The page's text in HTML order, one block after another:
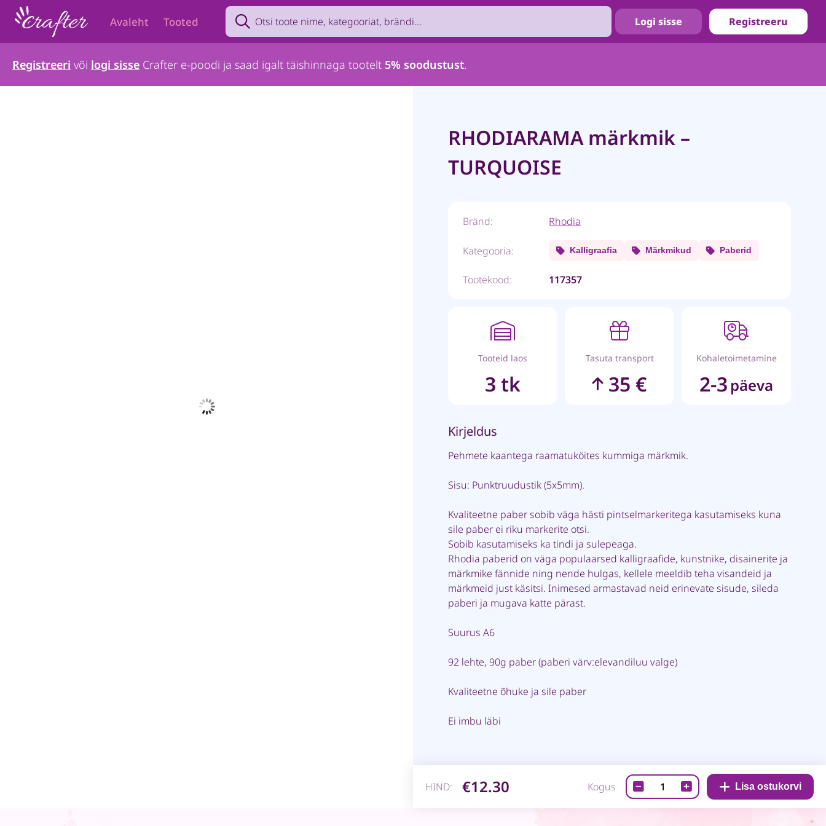
Avaleht Tooted
Search product by name, brand, category...
Logi sisse Registreeru
Registreeri või logi sisse Crafter e-poodi ja saad igalt täishinnaga tootelt 5% soodustust.
RHODIARAMA märkmik –
TURQUOISE
Bränd: Rhodia
Kategooria: Kalligraafia Märkmikud Paberid
Tootekood: 117357
Tooteid laos
3 tk
Tasuta transport
35 €
Kohaletoimetamine
2-3 päeva
Kirjeldus
Pehmete kaantega raamatuköites kummiga märkmik.
Sisu: Punktruudustik (5x5mm).
Kvaliteetne paber sobib väga hästi pintselmarkeritega kasutamiseks kuna
sile paber ei riku markerite otsi.
Sobib kasutamiseks ka tindi ja sulepeaga.
Rhodia paberid on väga populaarsed kalligraafide, kunstnike, disainerite ja
märkmike fännide ning nende hulgas, kellele meeldib teha visandeid ja
märkmeid just käsitsi. Inimesed armastavad neid erinevate sisude, sileda
paberi ja mugava katte pärast.
Suurus A6
92 lehte, 90g paber (paberi värv:elevandiluu valge)
Kvaliteetne õhuke ja sile paber
Ei imbu läbi
HIND: €12.30 Kogus
RHODIARAMA
märkmik
Lisa ostukorvi